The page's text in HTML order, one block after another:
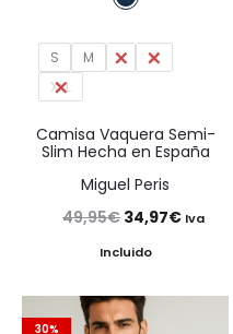
S M L
XL
XXL
Camisa Vaquera Semi-
Slim Hecha en España
Miguel Peris
49,95€ El
precio
era:
34,97€ElIva
Incluido
30%